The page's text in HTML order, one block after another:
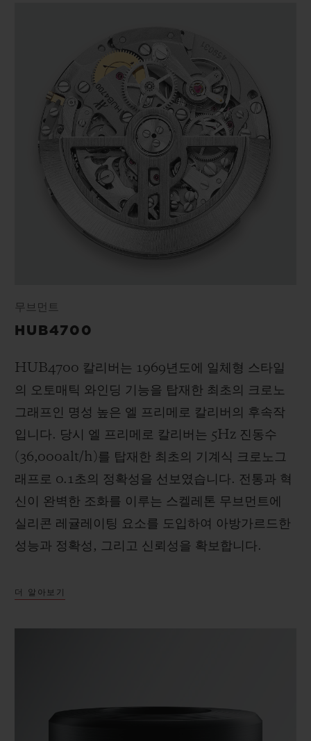
무브먼트
HUB4700
HUB4700 칼리버는 1969년도에 일체형 스타일
의 오토매틱 와인딩 기능을 탑재한 최초의 크로노
그래프인 명성 높은 엘 프리메로 칼리버의 후속작
입니다. 당시 엘 프리메로 칼리버는 5Hz 진동수
(36,000alt/h)를 탑재한 최초의 기계식 크로노그
래프로 0.1초의 정확성을 선보였습니다. 전통과 혁
신이 완벽한 조화를 이루는 스켈레톤 무브먼트에
실리콘 레귤레이팅 요소를 도입하여 아방가르드한
성능과 정확성, 그리고 신뢰성을 확보합니다.
더 알아보기